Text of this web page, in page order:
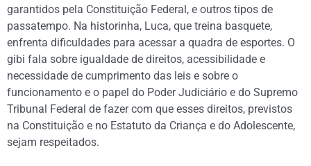
garantidos pela Constituição Federal, e outros tipos de
passatempo. Na historinha, Luca, que treina basquete,
enfrenta dificuldades para acessar a quadra de esportes. O
gibi fala sobre igualdade de direitos, acessibilidade e
necessidade de cumprimento das leis e sobre o
funcionamento e o papel do Poder Judiciário e do Supremo
Tribunal Federal de fazer com que esses direitos, previstos
na Constituição e no Estatuto da Criança e do Adolescente,
sejam respeitados.